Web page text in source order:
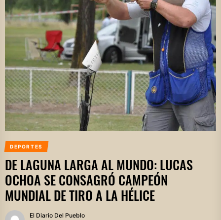
DEPORTES
DE LAGUNA LARGA AL MUNDO: LUCAS
OCHOA SE CONSAGRÓ CAMPEÓN
MUNDIAL DE TIRO A LA HÉLICE
El Diario Del Pueblo